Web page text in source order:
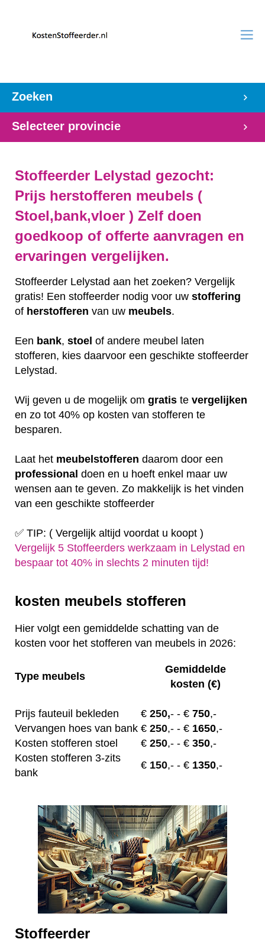
Zoeken
Selecteer provincie
Stoffeerder Lelystad gezocht:
Prijs herstofferen meubels (
Stoel,bank,vloer ) Zelf doen
goedkoop of offerte aanvragen en
ervaringen vergelijken.
Stoffeerder Lelystad aan het zoeken? Vergelijk
gratis! Een stoffeerder nodig voor uw stoffering
of herstofferen van uw meubels.
Een bank, stoel of andere meubel laten
stofferen, kies daarvoor een geschikte stoffeerder
Lelystad.
Wij geven u de mogelijk om gratis te vergelijken
en zo tot 40% op kosten van stofferen te
besparen.
Laat het meubelstofferen daarom door een
professional doen en u hoeft enkel maar uw
wensen aan te geven. Zo makkelijk is het vinden
van een geschikte stoffeerder
✅ TIP: ( Vergelijk altijd voordat u koopt )
Vergelijk 5 Stoffeerders werkzaam in Lelystad en
bespaar tot 40% in slechts 2 minuten tijd!
kosten meubels stofferen
Hier volgt een gemiddelde schatting van de
kosten voor het stofferen van meubels in 2026:
Type meubels
Gemiddelde
kosten (€)
Prijs fauteuil bekleden € 250,- - € 750,-
Vervangen hoes van bank € 250,- - € 1650,-
Kosten stofferen stoel
€ 250,- - € 350,-
Kosten stofferen 3-zits
bank
€ 150,- - € 1350,-
Stoffeerder